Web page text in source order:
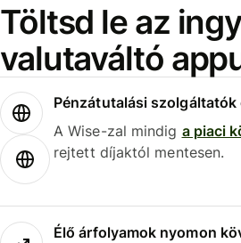
Töltsd le az
valutaváltó
Pénzátutalási
A Wise-zal mindig a piaci
rejtett díjaktól mentesen.
Élő árfolyamok nyomon